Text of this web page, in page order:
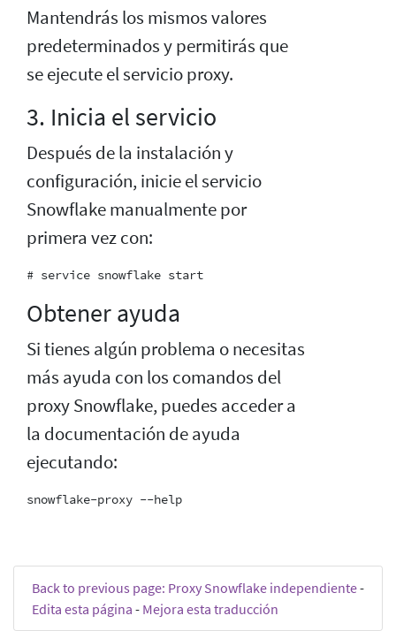
Mantendrás los mismos valores
predeterminados y permitirás que
se ejecute el servicio proxy.
3. Inicia el servicio
Después de la instalación y
configuración, inicie el servicio
Snowflake manualmente por
primera vez con:
Obtener ayuda
Si tienes algún problema o necesitas
más ayuda con los comandos del
proxy Snowflake, puedes acceder a
la documentación de ayuda
ejecutando:
Back to previous page: Proxy Snowflake independiente-
Edita esta página - Mejora esta traducción